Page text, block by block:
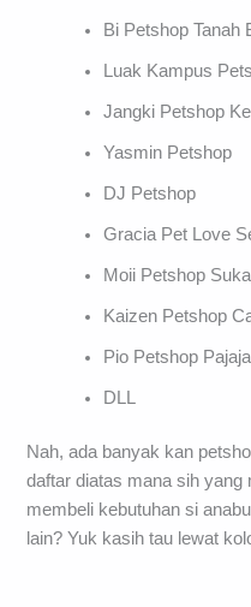
Bi Petshop Tanah
Luak Kampus
Jangki Petshop
Yasmin Petshop
DJ Petshop
Gracia Pet Love
Moii Petshop
Kaizen Petshop
Pio Petshop
DLL
Nah, ada banyak kan
daftar diatas mana sih yang
membeli kebutuhan si
lain? Yuk kasih tau lewat